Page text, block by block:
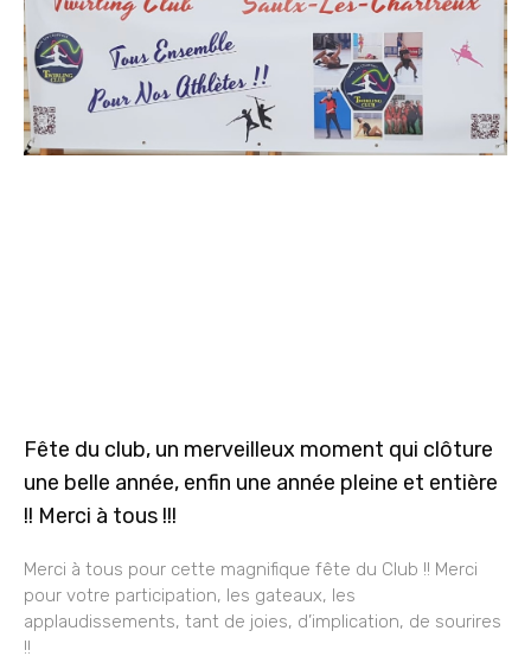
Fête du club, un merveilleux moment qui clôture
une belle année, enfin une année pleine et entière
!! Merci à tous !!!
Merci à tous pour cette magnifique fête du Club !! Merci
pour votre participation, les gateaux, les
applaudissements, tant de joies, d’implication, de sourires
!!